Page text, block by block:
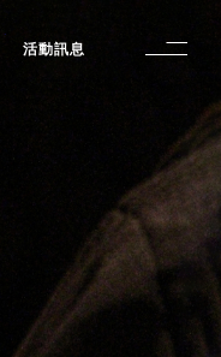
活動訊息